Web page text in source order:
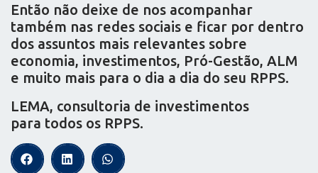
Então não deixe de nos acompanhar
também nas redes sociais e ficar por dentro
dos assuntos mais relevantes sobre
economia, investimentos, Pró-Gestão, ALM
e muito mais para o dia a dia do seu RPPS.
LEMA, consultoria de investimentos
para todos os RPPS.